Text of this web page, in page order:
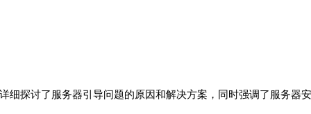
探讨了服务器引导问题的原因和解决方案，同时强调了服务器